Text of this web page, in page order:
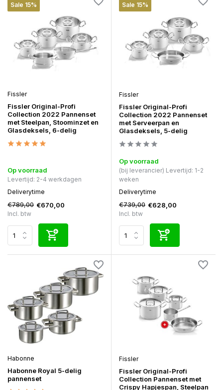
Sale 15%
Fissler
Fissler Original-Profi
Collection 2022 Pannenset
met Steelpan, Stoominzet en
Glasdeksels, 6-delig
Op voorraad
Levertijd: 2-4 werkdagen
Deliverytime
€789,00 €670,00
Incl. btw
Sale 15%
Fissler
Fissler Original-Profi
Collection 2022 Pannenset
met Serveerpan en
Glasdeksels, 5-delig
Op voorraad
(bij leverancier) Levertijd: 1-2
weken
Deliverytime
€739,00 €628,00
Incl. btw
Habonne
Habonne Royal 5-delig
pannenset
Fissler
Fissler Original-Profi
Collection Pannenset met
Crispy Hapjespan, Steelpan